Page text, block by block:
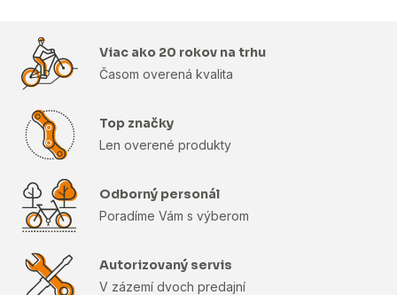
Viac ako 20 rokov na trhu
Časom overená kvalita
Top značky
Len overené produkty
Odborný personál
Poradíme Vám s výberom
Autorizovaný servis
V zázemí dvoch predajní